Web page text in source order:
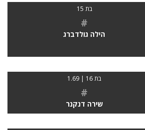
בת 15
#
הילה גולדברג
בת 16 | 1.69
#
שירה דנקנר